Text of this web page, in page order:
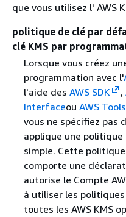
que vous utilisez l' AWS
politique de clé par
clé KMS par
Lorsque vous créez
programmation avec l'
l'aide des AWS SDK ,
Interfaceou AWS
vous ne spécifiez pas
applique une
simple. Cette
comporte une
autorise le Compte
à utiliser les
toutes les AWS KMS